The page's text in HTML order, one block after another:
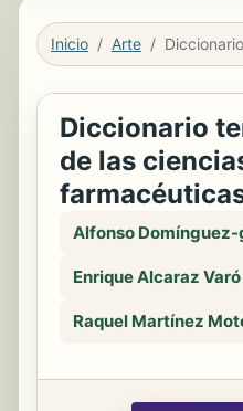
Inicio Arte
Diccionario
de las
Alfonso Domínguez-
Enrique Alcaraz Varó
Raquel Martínez